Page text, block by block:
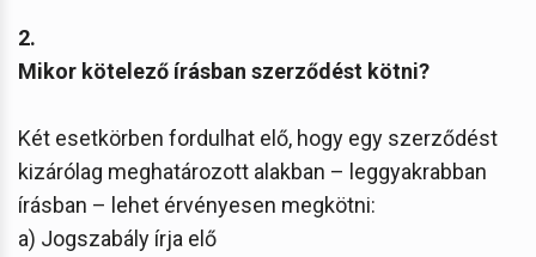
2.
Mikor kötelező írásban szerződést kötni?
Két esetkörben fordulhat elő, hogy egy szerződést
kizárólag meghatározott alakban – leggyakrabban
írásban – lehet érvényesen megkötni:
a) Jogszabály írja elő